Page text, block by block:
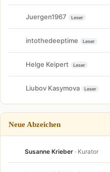
Juergen1967 Leser
intothedeeptime Leser
Helge Keipert Leser
Liubov Kasymova Leser
Neue Abzeichen
Susanne Krieber · Kurator